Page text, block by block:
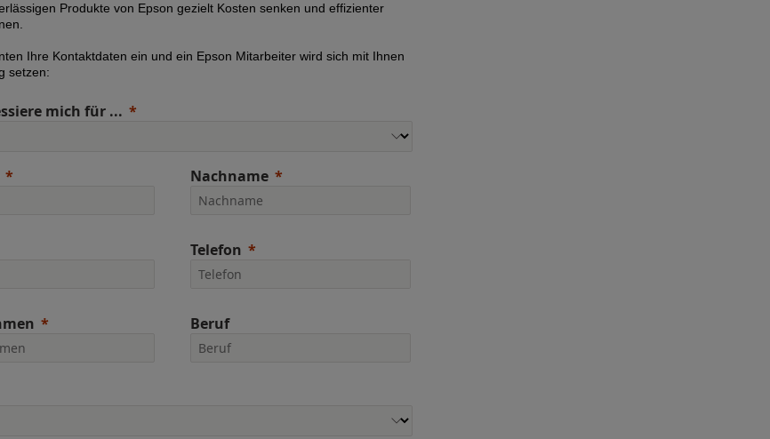
Produkte von Epson gezielt Kosten senken und effizienter
Ihre Kontaktdaten ein und ein Epson Mitarbeiter wird sich mit Ihnen
setzen:
mich für ...
Nachname
Telefon
Beruf